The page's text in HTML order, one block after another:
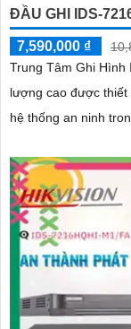
ĐẦU GHI IDS-
7,590,000 ₫
Trung Tâm Ghi Hình
lượng cao được thiết